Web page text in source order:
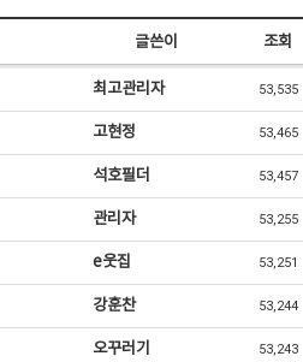
글쓴이 조회
최고관리자 53,535
고현정 53,465
석호필더 53,457
관리자 53,255
e웃집 53,251
강훈찬 53,244
오꾸러기 53,243